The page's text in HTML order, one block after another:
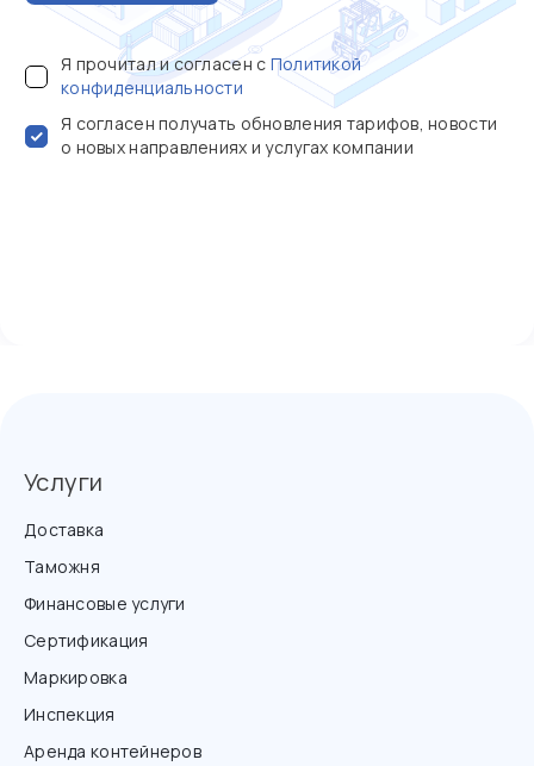
Я прочитал и согласен с Политикой
конфиденциальности
Я согласен получать обновления тарифов, новости
о новых направлениях и услугах компании
Услуги
Доставка
Таможня
Финансовые услуги
Сертификация
Маркировка
Инспекция
Аренда контейнеров